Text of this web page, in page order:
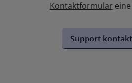
Kontaktformular
Support